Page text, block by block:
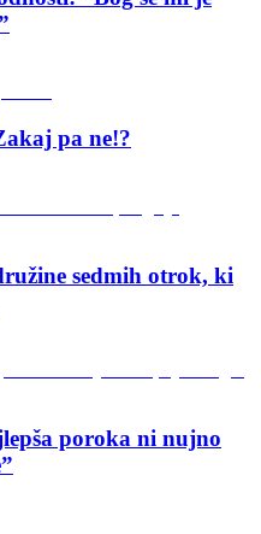
pa ne!?
sedmih otrok, ki
poroka ni nujno